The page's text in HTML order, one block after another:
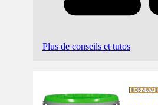
Plus de conseils et tutos